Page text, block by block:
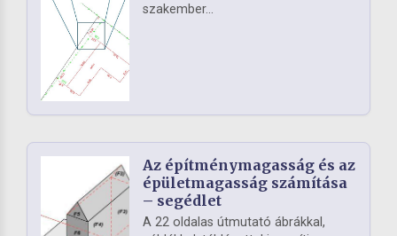
szakember...
Az építménymagasság és az
épületmagasság számítása
– segédlet
A 22 oldalas útmutató ábrákkal,